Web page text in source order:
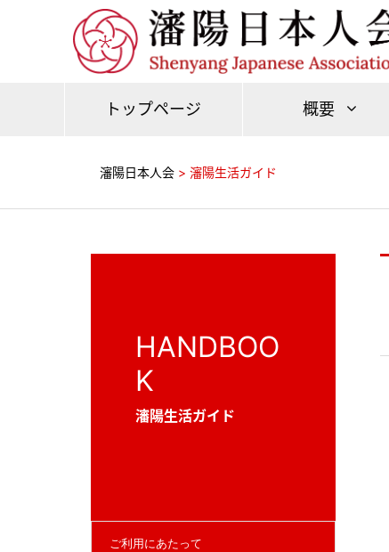
トップページ 概要
瀋陽日本人会 > 瀋陽生活ガイド
HANDBOO
K
瀋陽生活ガイド
ご利用にあたって